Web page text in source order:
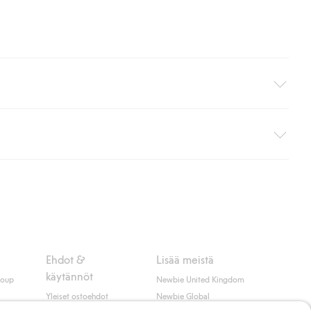
(ei koske kotiinkuljetusta). Toimituskulut
Ehdot &
käytännöt
Yleiset ostoehdot
Lisää meistä
Newbie United Kingdom
Newbie Global